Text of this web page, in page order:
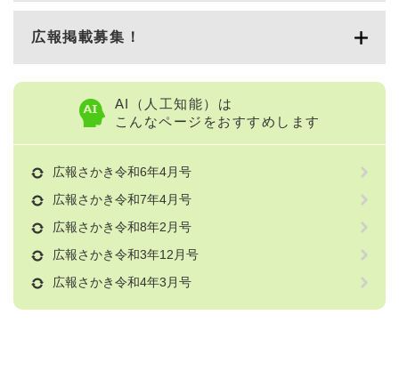
広報掲載募集！
AI（人工知能）は
こんなページをおすすめします
広報さかき令和6年4月号
広報さかき令和7年4月号
広報さかき令和8年2月号
広報さかき令和3年12月号
広報さかき令和4年3月号